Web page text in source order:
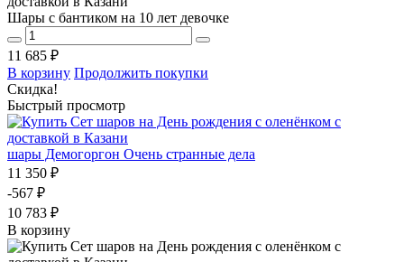
Шары с бантиком на 10 лет девочке
11 685 ₽
В корзину Продолжить покупки
Скидка!
Быстрый просмотр
шары Демогоргон Очень странные дела
11 350 ₽
-567 ₽
10 783 ₽
В корзину